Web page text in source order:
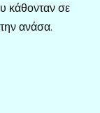
κάθονταν σε
ανάσα.